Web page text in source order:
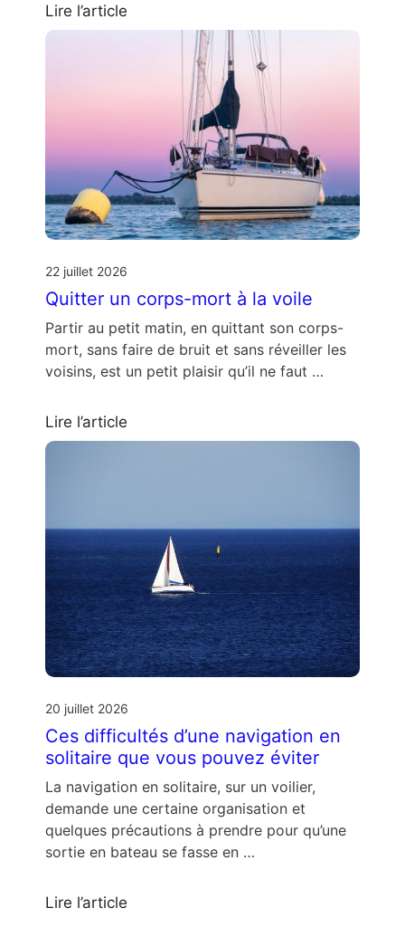
Lire l’article
22 juillet 2026
Quitter un corps-mort à la voile
Partir au petit matin, en quittant son corps-
mort, sans faire de bruit et sans réveiller les
voisins, est un petit plaisir qu’il ne faut …
Lire l’article
20 juillet 2026
Ces difficultés d’une navigation en
solitaire que vous pouvez éviter
La navigation en solitaire, sur un voilier,
demande une certaine organisation et
quelques précautions à prendre pour qu’une
sortie en bateau se fasse en …
Lire l’article